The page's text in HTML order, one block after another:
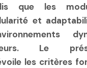
que les
et
Le
les critères